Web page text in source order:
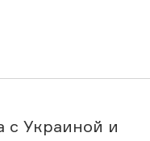
c Украиной и